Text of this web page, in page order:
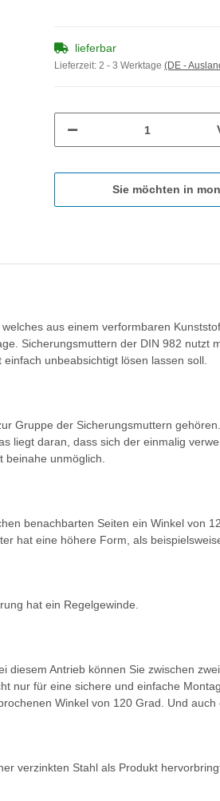
lieferbar
Lieferzeit: 2 - 3 Werktage (DE -
Sie möchten in
aus einem verformbaren
Sicherungsmuttern der DIN 982 nutzt
unbeabsichtigt lösen lassen soll.
Gruppe der Sicherungsmuttern
liegt daran, dass sich der einmalig
beinahe unmöglich.
benachbarten Seiten ein Winkel von
hat eine höhere Form, als
hat ein Regelgewinde.
Antrieb können Sie zwischen
nur für eine sichere und einfache
Winkel von 120 Grad. Und
verzinkten Stahl als Produkt